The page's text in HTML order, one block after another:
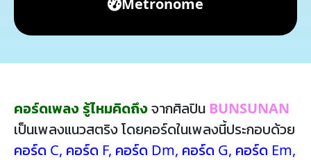
Metronome
คอร์ดเพลง รู้ไหมคิดถึงจากศิลปิน BUNSUNAN
เป็นเพลงแนวสตริง โดยคอร์ดในเพลงนี้ประกอบด้วย
คอร์ด C, คอร์ด F, คอร์ด Dm, คอร์ด G, คอร์ด Em,